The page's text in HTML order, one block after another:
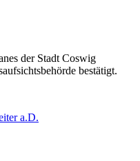
der Stadt Coswig
bestätigt.